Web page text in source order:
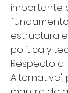
importante
estructura
política y
Respecto a
Alternative',